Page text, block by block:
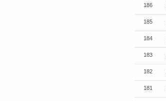
186
185
184
183
182
181